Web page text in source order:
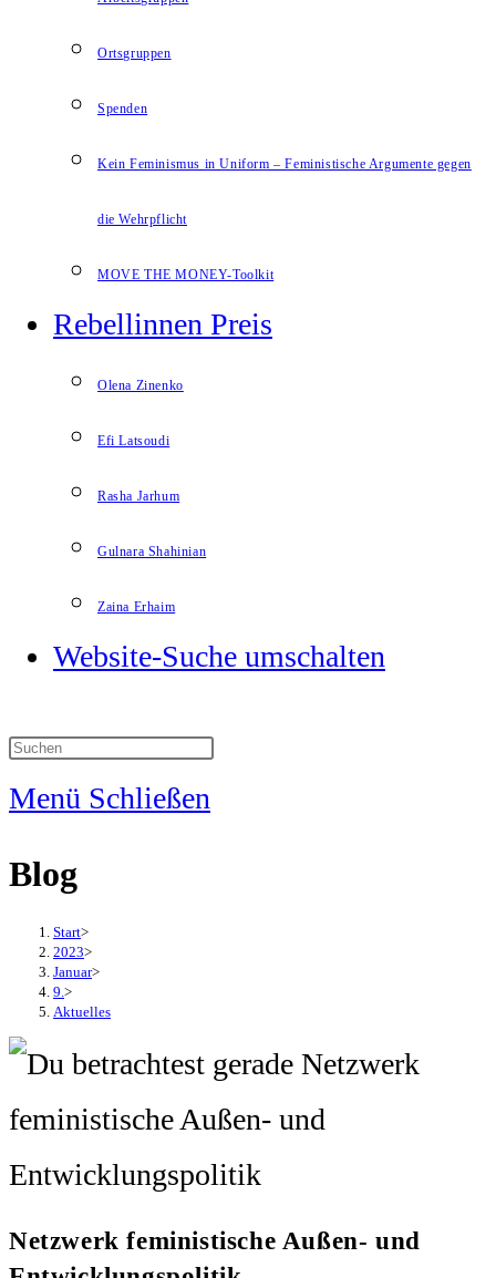
Ortsgruppen
Spenden
Kein Feminismus in Uniform – Feministische Argumente gegen
die Wehrpflicht
MOVE THE MONEY-Toolkit
Rebellinnen Preis
Olena Zinenko
Efi Latsoudi
Rasha Jarhum
Gulnara Shahinian
Zaina Erhaim
Website-Suche umschalten
Menü Schließen
Blog
Start>
2023>
Januar>
9. >
Aktuelles
Netzwerk feministische Außen- und